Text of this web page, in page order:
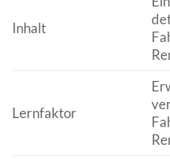
Inhalt
Lernfaktor